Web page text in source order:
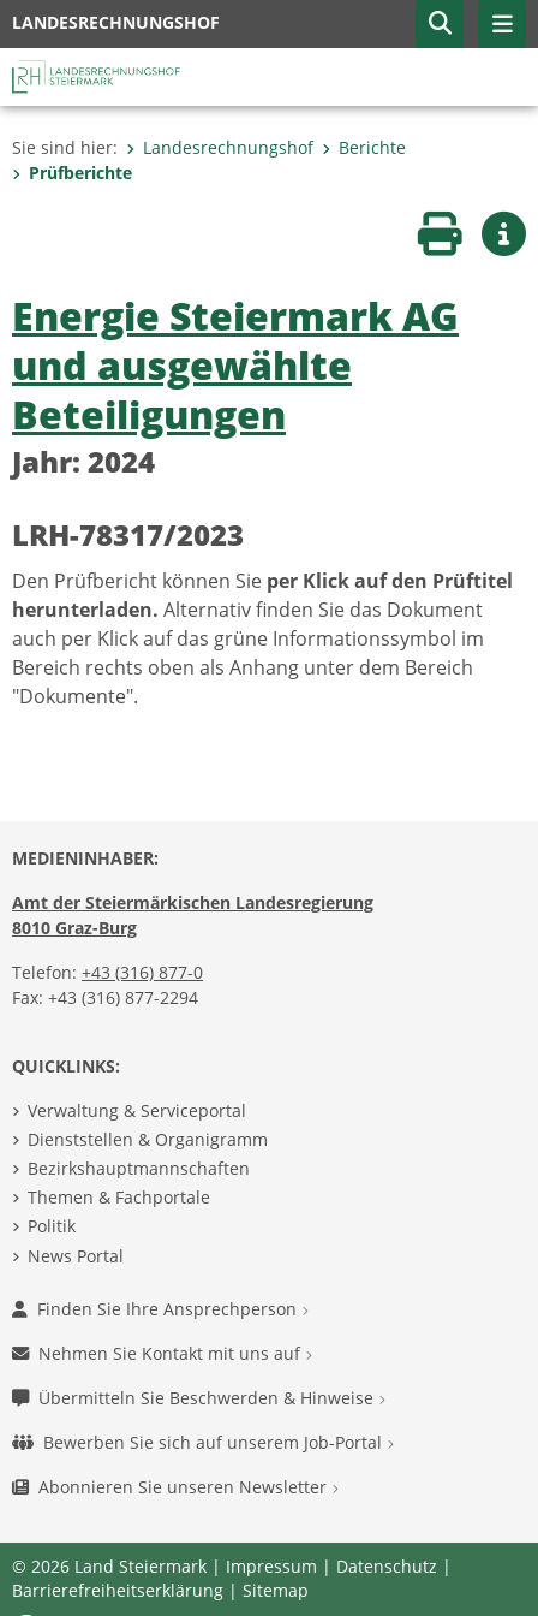
LANDESRECHNUNGSHOF
Sie sind hier: Landesrechnungshof
Berichte
Prüfberichte
Seite
Energie Steiermark AG
und ausgewählte
Beteiligungen
Jahr: 2024
LRH-78317/2023
Den Prüfbericht können Sie per Klick auf den Prüftitel
herunterladen. Alternativ finden Sie das Dokument
auch per Klick auf das grüne Informationssymbol im
Bereich rechts oben als Anhang unter dem Bereich
"Dokumente".
MEDIENINHABER:
Amt der Steiermärkischen Landesregierung
8010 Graz-Burg
Telefon: +43 (316) 877-0
Fax: +43 (316) 877-2294
QUICKLINKS:
Verwaltung & Serviceportal
Dienststellen & Organigramm
Bezirkshauptmannschaften
Themen & Fachportale
Politik
News Portal
Finden Sie Ihre Ansprechperson
Nehmen Sie Kontakt mit uns auf
Übermitteln Sie Beschwerden & Hinweise
Bewerben Sie sich auf unserem Job-Portal
Abonnieren Sie unseren Newsletter
© 2026 Land Steiermark | Impressum | Datenschutz |
Barrierefreiheitserklärung | Sitemap